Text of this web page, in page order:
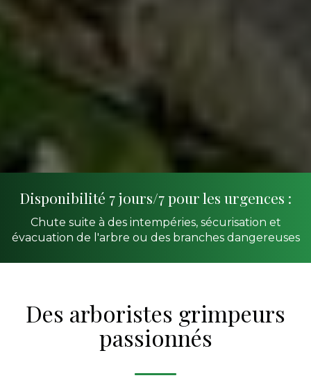
Disponibilité 7 jours/7 pour les urgences :
Chute suite à des intempéries, sécurisation et
évacuation de l'arbre ou des branches dangereuses
Des arboristes grimpeurs
passionnés